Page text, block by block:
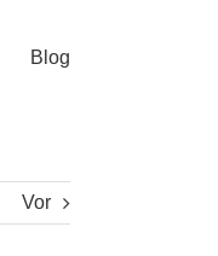
Blog
Vor